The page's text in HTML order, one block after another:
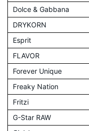
Dolce & Gabbana
DRYKORN
Esprit
FLAVOR
Forever Unique
Freaky Nation
Fritzi
G-Star RAW